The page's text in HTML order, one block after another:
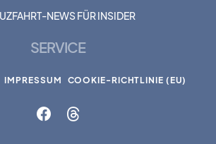
NEWS FÜR INSIDER
SERVICE
IMPRESSUM COOKIE-RICHTLINIE (EU)